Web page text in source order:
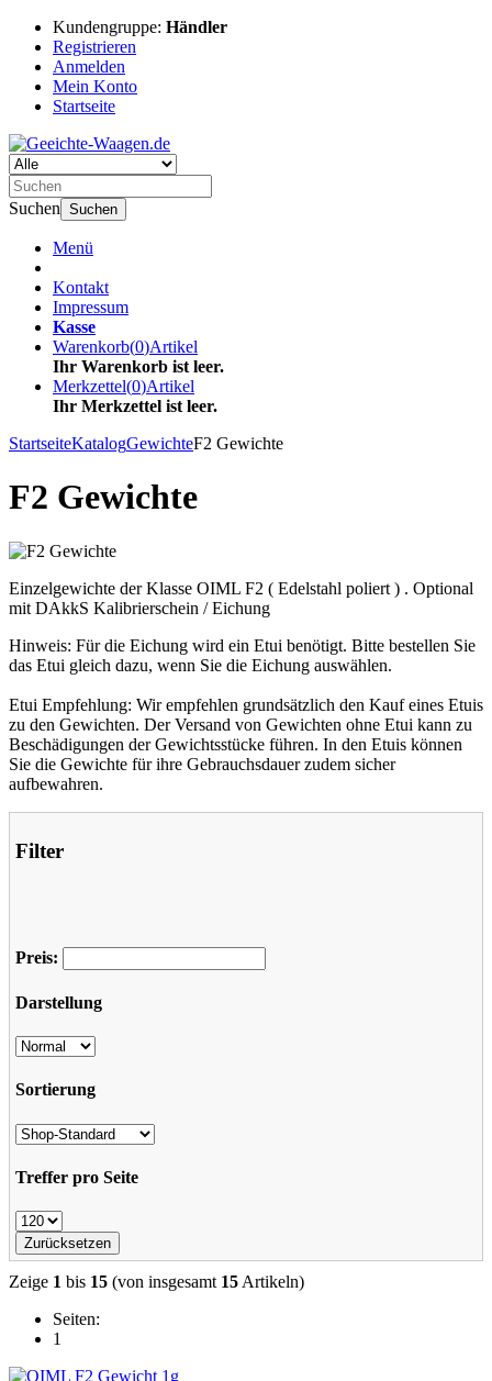
Kundengruppe: Händler
Registrieren
Anmelden
Mein Konto
Startseite
Suchen Suchen
Menü
Kontakt
Impressum
Kasse
Warenkorb(0)Artikel
Ihr Warenkorb ist leer.
Merkzettel(0)Artikel
Ihr Merkzettel ist leer.
StartseiteKatalogGewichteF2 Gewichte
F2 Gewichte
Einzelgewichte der Klasse OIML F2 ( Edelstahl poliert ) . Optional
mit DAkkS Kalibrierschein / Eichung
Hinweis: Für die Eichung wird ein Etui benötigt. Bitte bestellen Sie
das Etui gleich dazu, wenn Sie die Eichung auswählen.
Etui Empfehlung: Wir empfehlen grundsätzlich den Kauf eines Etuis
zu den Gewichten. Der Versand von Gewichten ohne Etui kann zu
Beschädigungen der Gewichtsstücke führen. In den Etuis können
Sie die Gewichte für ihre Gebrauchsdauer zudem sicher
aufbewahren.
Filter
Preis:
Darstellung
Sortierung
Treffer pro Seite
Zeige 1 bis 15 (von insgesamt 15 Artikeln)
Seiten:
1